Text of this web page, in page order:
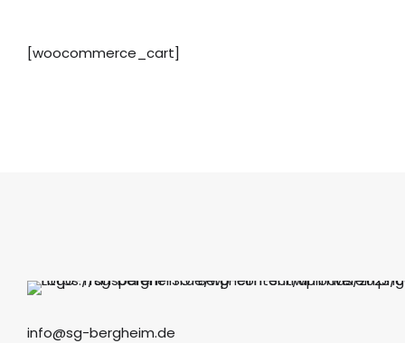
[woocommerce_cart]
info@sg-bergheim.de